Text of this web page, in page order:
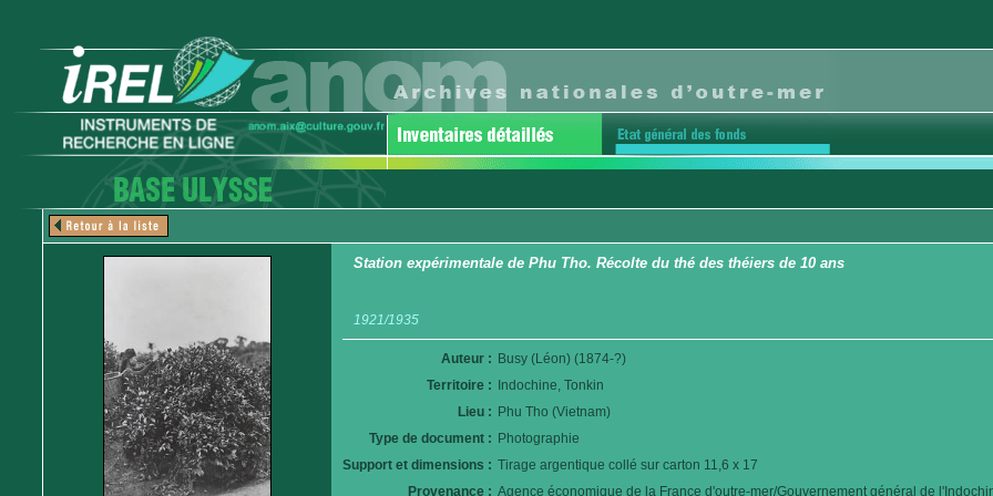
Station expérimentale de Phu Tho. Récolte du thé des théiers de 10 ans
1921/1935
Auteur : Busy (Léon) (1874-?)
Territoire :
Indochine, Tonkin
Lieu : Phu Tho (Vietnam)
Type de document : Photographie
Support et dimensions : Tirage argentique collé sur carton 11,6 x 17
Provenance : Agence économique de la France d'outre-mer/Gouvernement général de